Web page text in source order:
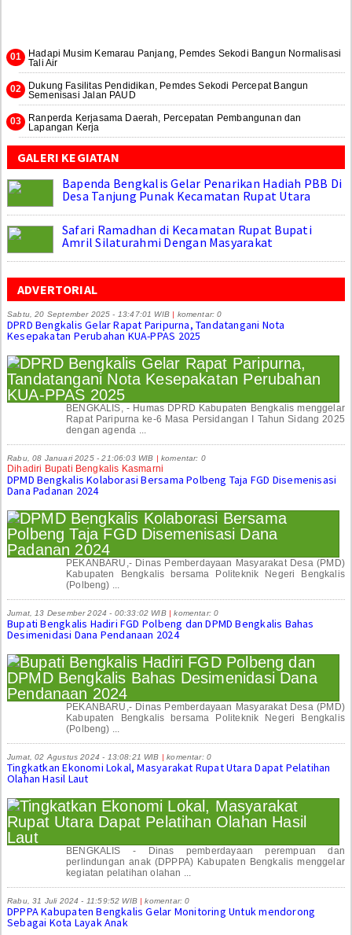
Hadapi Musim Kemarau Panjang, Pemdes Sekodi Bangun Normalisasi
Tali Air
Dukung Fasilitas Pendidikan, Pemdes Sekodi Percepat Bangun
Semenisasi Jalan PAUD
Ranperda Kerjasama Daerah, Percepatan Pembangunan dan
Lapangan Kerja
GALERI KEGIATAN
Bapenda Bengkalis Gelar Penarikan Hadiah PBB Di
Desa Tanjung Punak Kecamatan Rupat Utara
Safari Ramadhan di Kecamatan Rupat Bupati
Amril Silaturahmi Dengan Masyarakat
ADVERTORIAL
Sabtu, 20 September 2025 - 13:47:01 WIB | komentar: 0
DPRD Bengkalis Gelar Rapat Paripurna, Tandatangani Nota
Kesepakatan Perubahan KUA-PPAS 2025
BENGKALIS, - Humas DPRD Kabupaten Bengkalis menggelar
Rapat Paripurna ke-6 Masa Persidangan I Tahun Sidang 2025
dengan agenda ...
Rabu, 08 Januari 2025 - 21:06:03 WIB | komentar: 0
Dihadiri Bupati Bengkalis Kasmarni
DPMD Bengkalis Kolaborasi Bersama Polbeng Taja FGD Disemenisasi
Dana Padanan 2024
PEKANBARU,- Dinas Pemberdayaan Masyarakat Desa (PMD)
Kabupaten Bengkalis bersama Politeknik Negeri Bengkalis
(Polbeng) ...
Jumat, 13 Desember 2024 - 00:33:02 WIB | komentar: 0
Bupati Bengkalis Hadiri FGD Polbeng dan DPMD Bengkalis Bahas
Desimenidasi Dana Pendanaan 2024
PEKANBARU,- Dinas Pemberdayaan Masyarakat Desa (PMD)
Kabupaten Bengkalis bersama Politeknik Negeri Bengkalis
(Polbeng) ...
Jumat, 02 Agustus 2024 - 13:08:21 WIB | komentar: 0
Tingkatkan Ekonomi Lokal, Masyarakat Rupat Utara Dapat Pelatihan
Olahan Hasil Laut
BENGKALIS - Dinas pemberdayaan perempuan dan
perlindungan anak (DPPPA) Kabupaten Bengkalis menggelar
kegiatan pelatihan olahan ...
Rabu, 31 Juli 2024 - 11:59:52 WIB | komentar: 0
DPPPA Kabupaten Bengkalis Gelar Monitoring Untuk mendorong
Sebagai Kota Layak Anak